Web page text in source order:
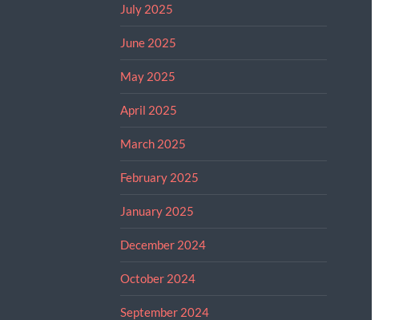
July 2025
June 2025
May 2025
April 2025
March 2025
February 2025
January 2025
December 2024
October 2024
September 2024